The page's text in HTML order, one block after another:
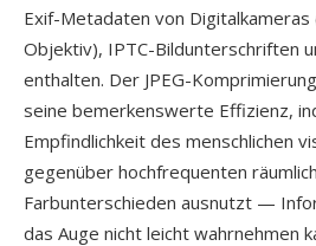
Exif-Metadaten von Digitalkameras
Objektiv), IPTC-Bildunterschriften
enthalten. Der JPEG-
seine bemerkenswerte Effizienz,
Empfindlichkeit des menschlichen
gegenüber hochfrequenten
Farbunterschieden ausnutzt —
das Auge nicht leicht wahrnehmen